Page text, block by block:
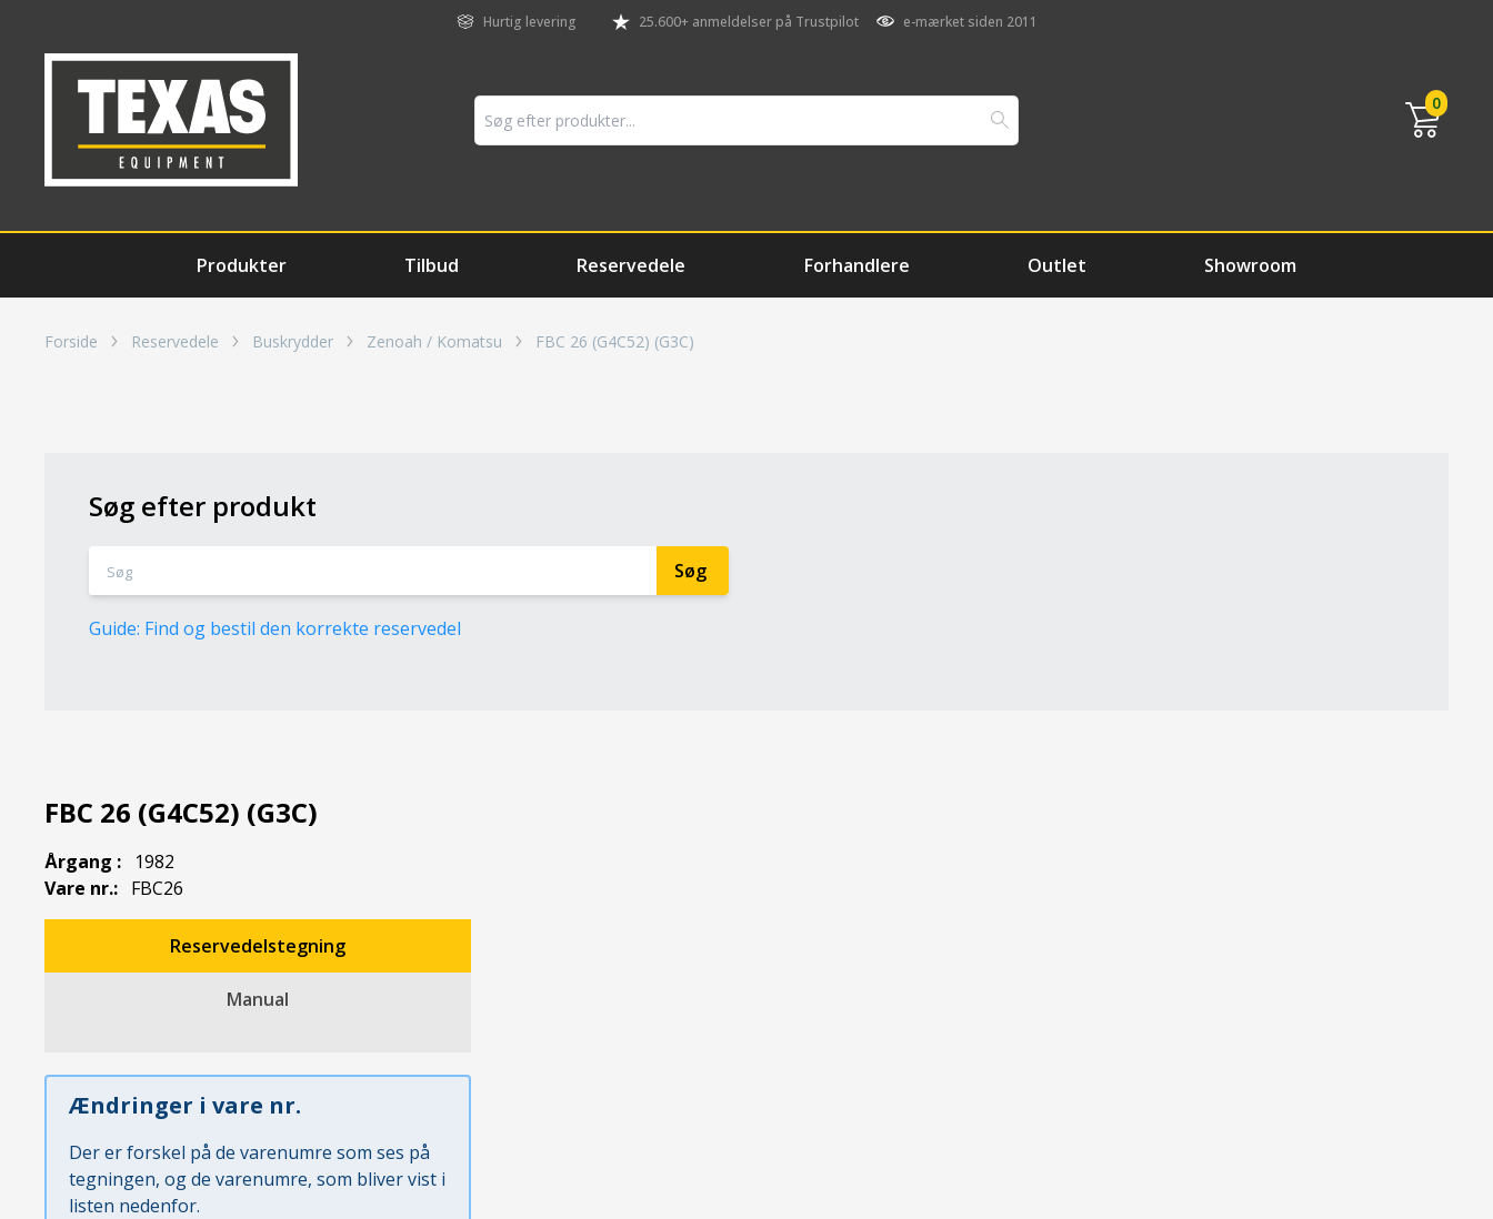
Hurtig levering 25.600+ anmeldelser på Trustpilot e-mærket siden 2011
0
Produkter Tilbud Reservedele Forhandlere Outlet Showroom
Forside Reservedele Buskrydder Zenoah / Komatsu FBC 26 (G4C52) (G3C)
Søg efter produkt
Guide: Find og bestil den korrekte reservedel
FBC 26 (G4C52) (G3C)
Årgang :
1982
Vare nr.: FBC26
Reservedelstegning
Manual
Ændringer i vare nr.
Der er forskel på de varenumre som ses på
tegningen, og de varenumre, som bliver vist i
listen nedenfor.